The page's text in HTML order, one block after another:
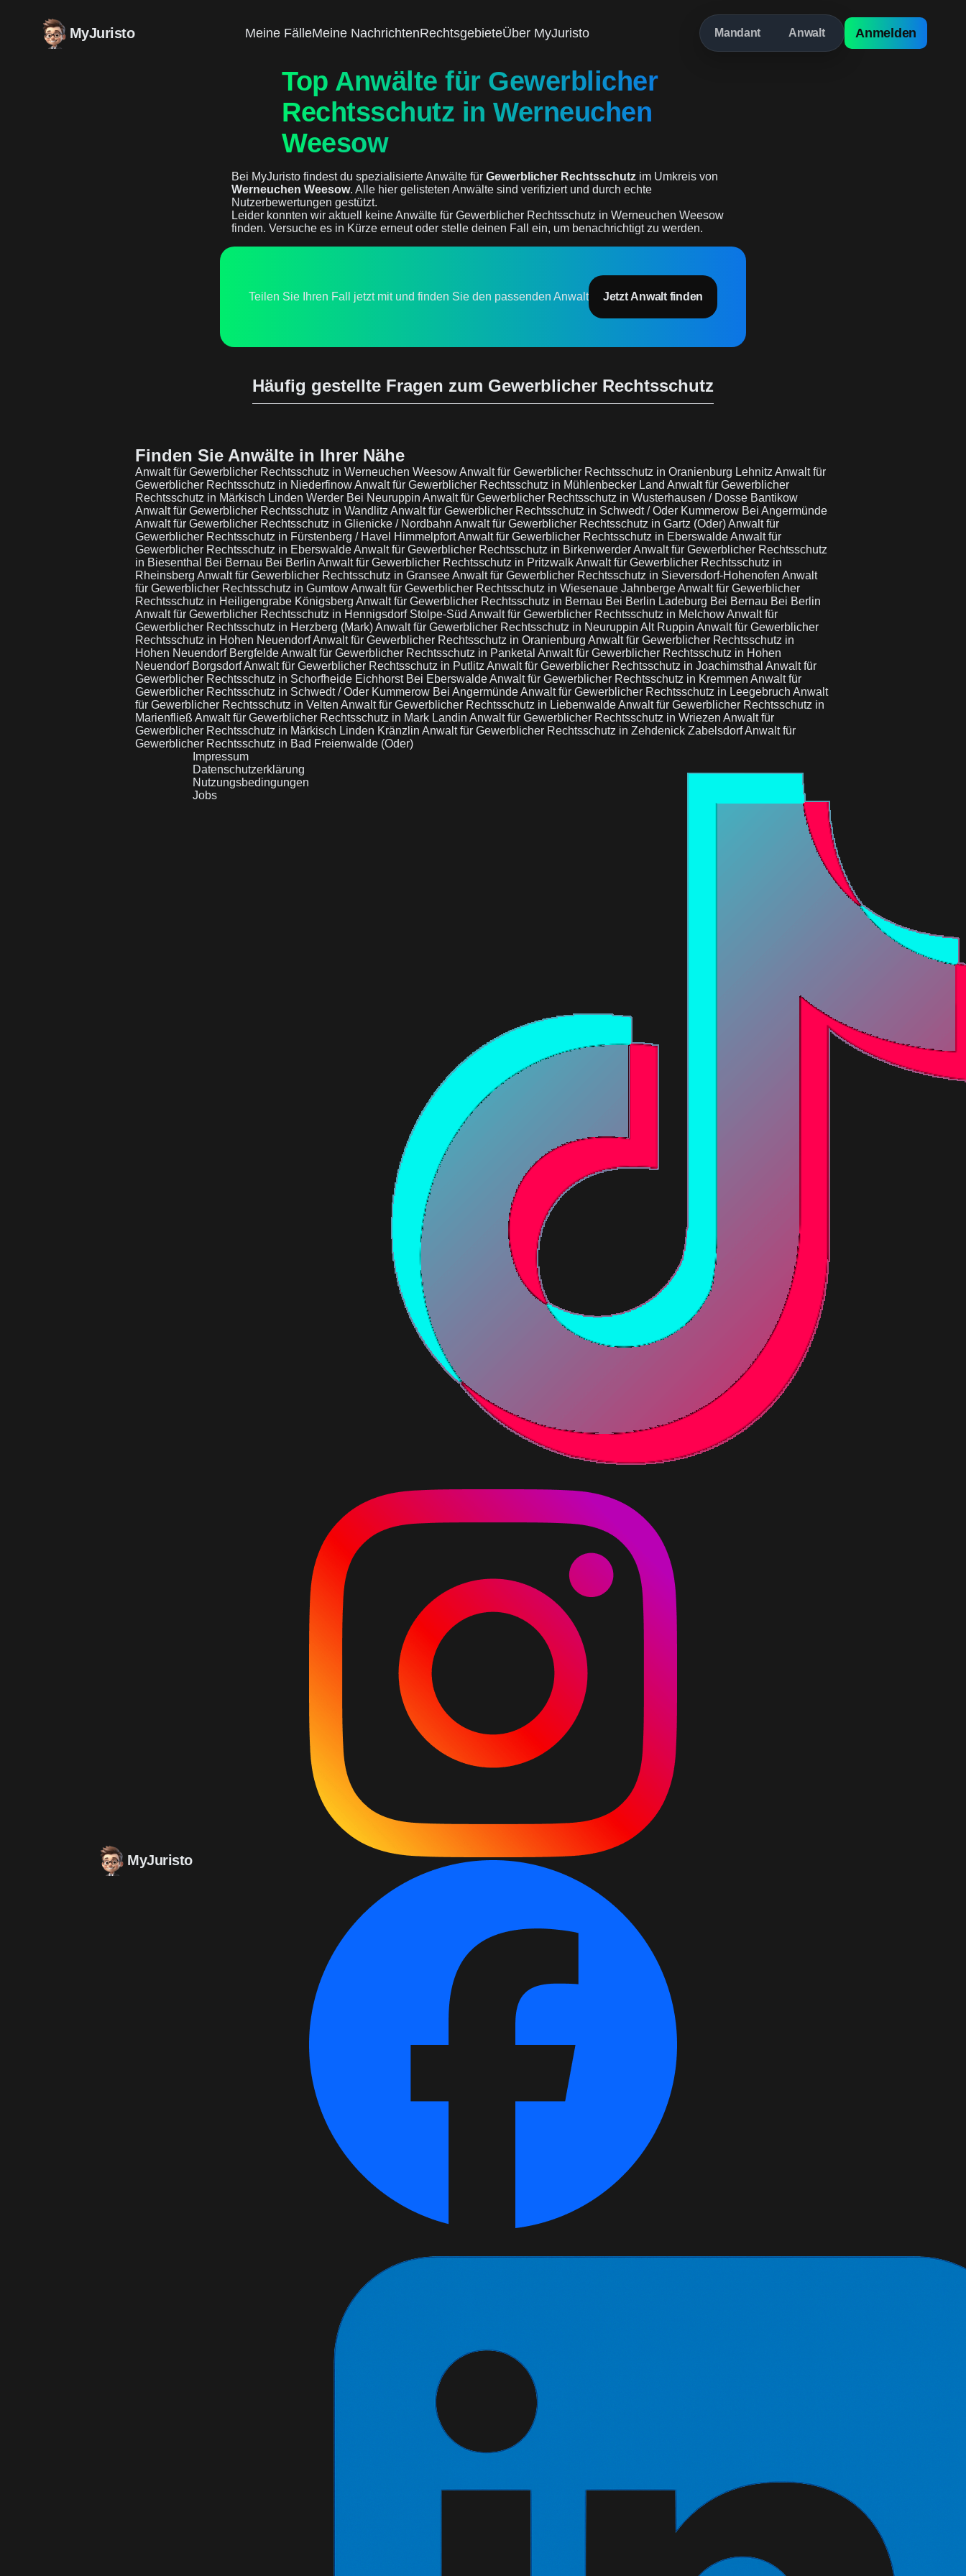
MyJuristo Meine FälleMeine NachrichtenRechtsgebieteÜber MyJuristo Mandant Anwalt Anmelden
Top Anwälte für Gewerblicher
Rechtsschutz in Werneuchen
Weesow
Bei MyJuristo findest du spezialisierte Anwälte für Gewerblicher Rechtsschutz im Umkreis von
Werneuchen Weesow. Alle hier gelisteten Anwälte sind verifiziert und durch echte
Nutzerbewertungen gestützt.
Leider konnten wir aktuell keine Anwälte für Gewerblicher Rechtsschutz in Werneuchen Weesow
finden. Versuche es in Kürze erneut oder stelle deinen Fall ein, um benachrichtigt zu werden.
Teilen Sie Ihren Fall jetzt mit und finden Sie den passenden Anwalt Jetzt Anwalt finden
Häufig gestellte Fragen zum Gewerblicher Rechtsschutz
Finden Sie Anwälte in Ihrer Nähe
Anwalt für Gewerblicher Rechtsschutz in Werneuchen WeesowAnwalt für Gewerblicher Rechtsschutz in Oranienburg Lehnitz Anwalt für
Gewerblicher Rechtsschutz in NiederfinowAnwalt für Gewerblicher Rechtsschutz in Mühlenbecker Land Anwalt für Gewerblicher
Rechtsschutz in Märkisch Linden Werder Bei Neuruppin Anwalt für Gewerblicher Rechtsschutz in Wusterhausen / Dosse Bantikow
Anwalt für Gewerblicher Rechtsschutz in Wandlitz Anwalt für Gewerblicher Rechtsschutz in Schwedt / Oder Kummerow Bei Angermünde
Anwalt für Gewerblicher Rechtsschutz in Glienicke / Nordbahn Anwalt für Gewerblicher Rechtsschutz in Gartz (Oder)Anwalt für
Gewerblicher Rechtsschutz in Fürstenberg / Havel HimmelpfortAnwalt für Gewerblicher Rechtsschutz in EberswaldeAnwalt für
Gewerblicher Rechtsschutz in EberswaldeAnwalt für Gewerblicher Rechtsschutz in BirkenwerderAnwalt für Gewerblicher Rechtsschutz
in Biesenthal Bei Bernau Bei Berlin Anwalt für Gewerblicher Rechtsschutz in PritzwalkAnwalt für Gewerblicher Rechtsschutz in
Rheinsberg Anwalt für Gewerblicher Rechtsschutz in GranseeAnwalt für Gewerblicher Rechtsschutz in Sieversdorf-Hohenofen Anwalt
für Gewerblicher Rechtsschutz in GumtowAnwalt für Gewerblicher Rechtsschutz in Wiesenaue JahnbergeAnwalt für Gewerblicher
Rechtsschutz in Heiligengrabe Königsberg Anwalt für Gewerblicher Rechtsschutz in Bernau Bei Berlin Ladeburg Bei Bernau Bei Berlin
Anwalt für Gewerblicher Rechtsschutz in Hennigsdorf Stolpe-Süd Anwalt für Gewerblicher Rechtsschutz in MelchowAnwalt für
Gewerblicher Rechtsschutz in Herzberg (Mark)Anwalt für Gewerblicher Rechtsschutz in Neuruppin Alt Ruppin Anwalt für Gewerblicher
Rechtsschutz in Hohen NeuendorfAnwalt für Gewerblicher Rechtsschutz in Oranienburg Anwalt für Gewerblicher Rechtsschutz in
Hohen Neuendorf BergfeldeAnwalt für Gewerblicher Rechtsschutz in Panketal Anwalt für Gewerblicher Rechtsschutz in Hohen
Neuendorf BorgsdorfAnwalt für Gewerblicher Rechtsschutz in Putlitz Anwalt für Gewerblicher Rechtsschutz in Joachimsthal Anwalt für
Gewerblicher Rechtsschutz in Schorfheide Eichhorst Bei EberswaldeAnwalt für Gewerblicher Rechtsschutz in Kremmen Anwalt für
Gewerblicher Rechtsschutz in Schwedt / Oder Kummerow Bei AngermündeAnwalt für Gewerblicher Rechtsschutz in Leegebruch Anwalt
für Gewerblicher Rechtsschutz in Velten Anwalt für Gewerblicher Rechtsschutz in LiebenwaldeAnwalt für Gewerblicher Rechtsschutz in
Marienfließ Anwalt für Gewerblicher Rechtsschutz in Mark Landin Anwalt für Gewerblicher Rechtsschutz in Wriezen Anwalt für
Gewerblicher Rechtsschutz in Märkisch Linden Kränzlin Anwalt für Gewerblicher Rechtsschutz in Zehdenick ZabelsdorfAnwalt für
Gewerblicher Rechtsschutz in Bad Freienwalde (Oder)
MyJuristo
Impressum
Datenschutzerklärung
Nutzungsbedingungen
Jobs